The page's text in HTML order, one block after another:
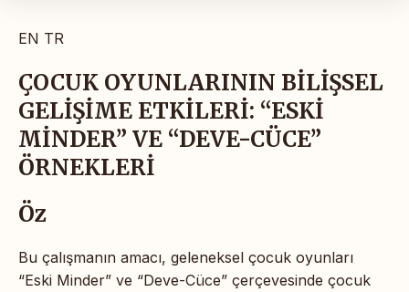
EN TR
ÇOCUK OYUNLARININ BİLİŞSEL
GELİŞİME ETKİLERİ: “ESKİ
MİNDER” VE “DEVE-CÜCE”
ÖRNEKLERİ
Öz
Bu çalışmanın amacı, geleneksel çocuk oyunları
“Eski Minder” ve “Deve-Cüce” çerçevesinde çocuk